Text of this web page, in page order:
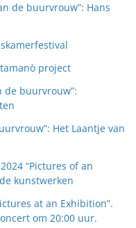
de buurvrouw”: Hans
project
de buurvrouw”:
Het Laantje van
“Pictures of an
kunstwerken
at an Exhibition”.
om 20:00 uur.